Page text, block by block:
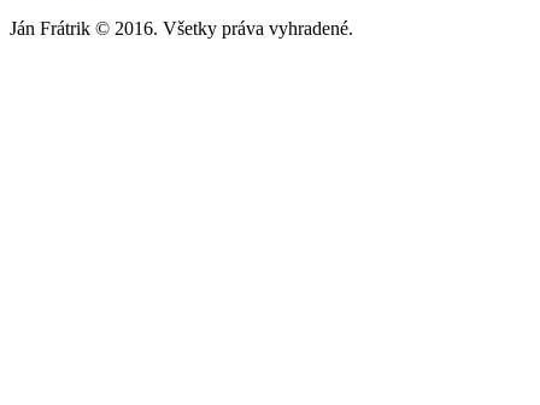
Ján Frátrik © 2016. Všetky práva vyhradené.